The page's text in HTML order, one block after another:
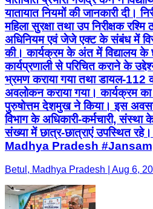
यातायात नियमों की जानकारी दी।
महिला सुरक्षा तथा उप निरीक्षक रश्मि
अधिनियम एवं जेजे एक्ट के संबंध में
की। कार्यक्रम के अंत में विद्यालय के
कार्यप्रणाली से परिचित कराने के
भ्रमण कराया गया तथा डायल-112
अवलोकन कराया गया। कार्यक्रम
पुरुषोत्तम देशमुख ने किया। इस अवसर
विभाग के अधिकारी-कर्मचारी, संस्था
संख्या में छात्र-छात्राएं उपस्थित
Madhya Pradesh
Betul, Madhya Pradesh | Aug 6,